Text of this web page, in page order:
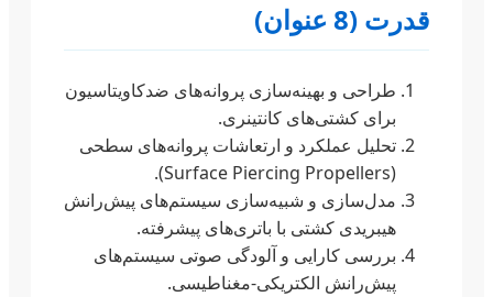
قدرت (8 عنوان)
طراحی و بهینه‌سازی پروانه‌های ضدکاویتاسیون
برای کشتی‌های کانتینری.
تحلیل عملکرد و ارتعاشات پروانه‌های سطحی
(Surface Piercing Propellers).
مدل‌سازی و شبیه‌سازی سیستم‌های پیش‌رانش
هیبریدی کشتی با باتری‌های پیشرفته.
بررسی کارایی و آلودگی صوتی سیستم‌های
پیش‌رانش الکتریکی-مغناطیسی.